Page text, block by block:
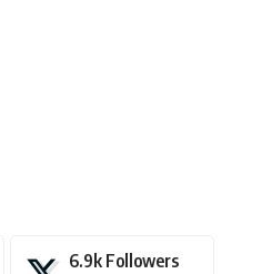
6.9k Followers